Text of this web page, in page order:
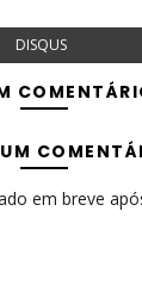
DISQUS
em breve